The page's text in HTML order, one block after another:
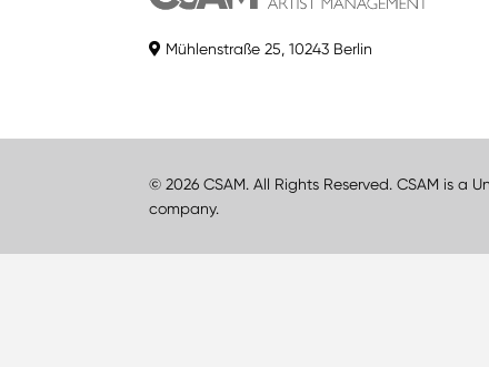
Mühlenstraße 25, 10243 Berlin
© 2026 CSAM. All Rights Reserved. CSAM is a
company.